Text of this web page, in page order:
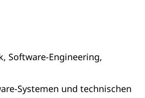
Software-Engineering,
und technischen